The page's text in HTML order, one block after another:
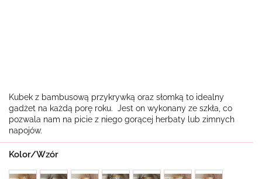
Kubek z bambusową przykrywką oraz słomką to idealny
gadżet na każdą porę roku. Jest on wykonany ze szkła, co
pozwala nam na picie z niego gorącej herbaty lub zimnych
napojów.
Kolor/Wzór